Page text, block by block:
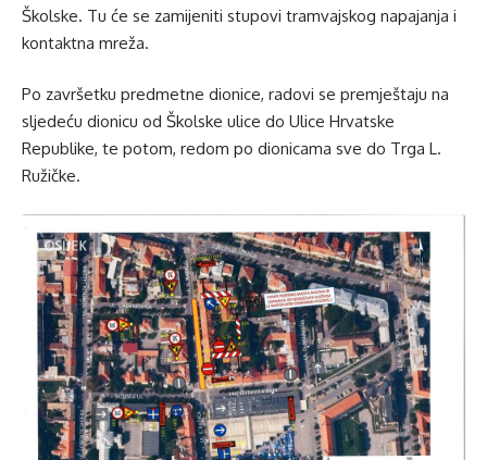
Školske. Tu će se zamijeniti stupovi tramvajskog napajanja i
kontaktna mreža.
Po završetku predmetne dionice, radovi se premještaju na
sljedeću dionicu od Školske ulice do Ulice Hrvatske
Republike, te potom, redom po dionicama sve do Trga L.
Ružičke.